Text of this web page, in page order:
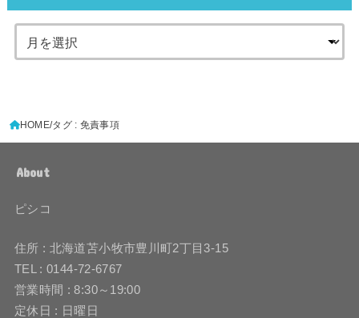
HOME タグ : 免責事項
About
ピシコ
住所 : 北海道苫小牧市豊川町2丁目3-15
TEL : 0144-72-6767
営業時間 : 8:30～19:00
定休日 : 日曜日